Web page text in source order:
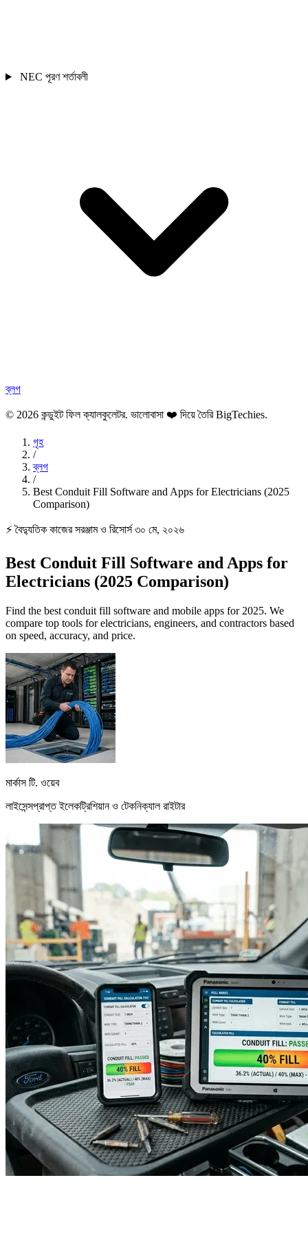
NEC পূরণ শর্তাবলী
ব্লগ
© 2026 কন্ডুইট ফিল ক্যালকুলেটর. ভালোবাসা ❤️ দিয়ে তৈরিBigTechies.
গৃহ
/
ব্লগ
/
Best Conduit Fill Software and Apps for Electricians (2025
Comparison)
⚡ বৈদ্যুতিক কাজের সরঞ্জাম ও রিসোর্স৩০ মে, ২০২৬
Best Conduit Fill Software and Apps for
Electricians (2025 Comparison)
Find the best conduit fill software and mobile apps for 2025. We
compare top tools for electricians, engineers, and contractors based
on speed, accuracy, and price.
মার্কাস টি. ওয়েব
লাইসেন্সপ্রাপ্ত ইলেকট্রিশিয়ান ও টেকনিক্যাল রাইটার